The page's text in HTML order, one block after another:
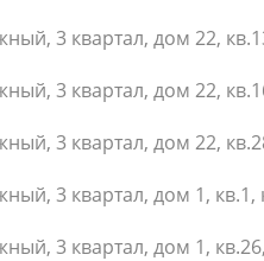
3 квартал, дом 22,
3 квартал, дом 22,
3 квартал, дом 22,
3 квартал, дом 1,
3 квартал, дом 1,